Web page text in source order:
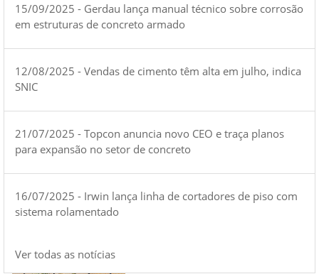
15/09/2025 - Gerdau lança manual técnico sobre corrosão
em estruturas de concreto armado
12/08/2025 - Vendas de cimento têm alta em julho, indica
SNIC
21/07/2025 - Topcon anuncia novo CEO e traça planos
para expansão no setor de concreto
16/07/2025 - Irwin lança linha de cortadores de piso com
sistema rolamentado
Ver todas as notícias